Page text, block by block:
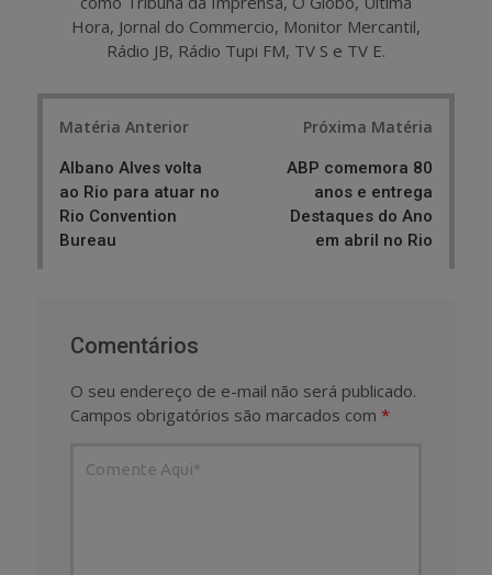
Hora, Jornal do Commercio, Monitor Mercantil,
Rádio JB, Rádio Tupi FM, TV S e TV E.
Matéria Anterior
Albano Alves volta
ao Rio para atuar no
Rio Convention
Bureau
Próxima Matéria
ABP comemora 80
anos e entrega
Destaques do Ano
em abril no Rio
Comentários
O seu endereço de e-mail não será publicado.
Campos obrigatórios são marcados com *